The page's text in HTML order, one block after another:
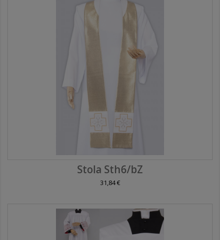
Stola Sth6/bZ
31,84 €